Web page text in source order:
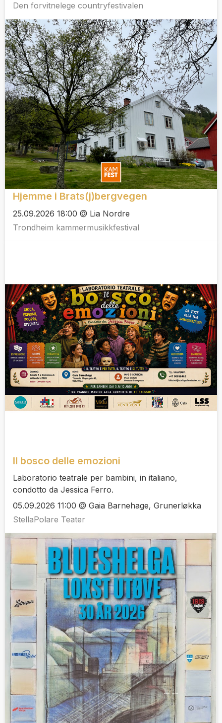
Den forvitnelege countryfestivalen
Hjemme i Brats(j)bergvegen
25.09.2026 18:00 @ Lia Nordre
Trondheim kammermusikkfestival
Il bosco delle emozioni
Laboratorio teatrale per bambini, in italiano,
condotto da Jessica Ferro.
05.09.2026 11:00 @ Gaia Barnehage, Grunerløkka
StellaPolare Teater